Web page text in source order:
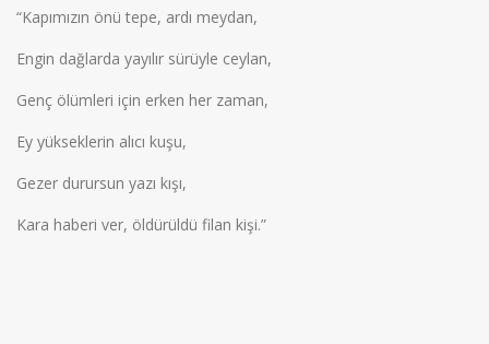
“Kapımızın önü tepe, ardı meydan,
Engin dağlarda yayılır sürüyle ceylan,
Genç ölümleri için erken her zaman,
Ey yükseklerin alıcı kuşu,
Gezer durursun yazı kışı,
Kara haberi ver, öldürüldü filan kişi.”